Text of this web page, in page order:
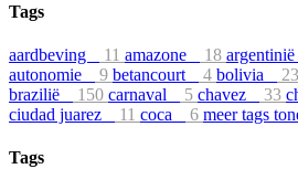
Tags
aardbeving 11 amazone 18 argentinië
autonomie
9 betancourt 4 bolivia 23
brazilië
150 carnaval 5 chavez 33
ciudad juarez
11 coca 6 meer tags
Tags